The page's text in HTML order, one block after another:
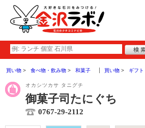
買い物 食べ物・飲み物 和菓子 買い物 ギフト
オカシツカサ タニグチ
御菓子司たにぐち
0767-29-2112